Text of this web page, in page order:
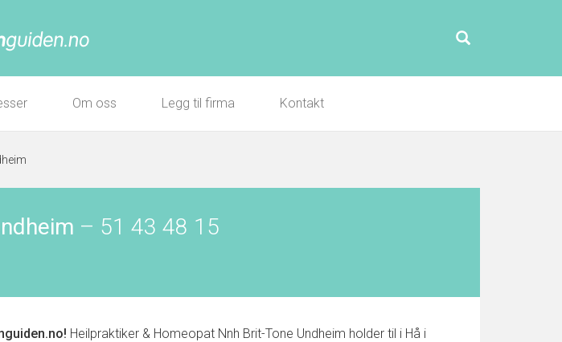
Om oss Legg til firma Kontakt
– 51 43 48 15
Heilpraktiker & Homeopat Nnh Brit-Tone Undheim holder til i Hå i